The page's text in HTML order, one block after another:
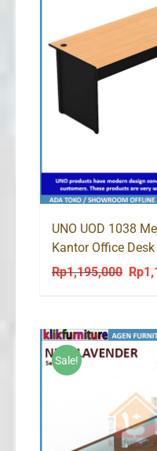
UNO UOD 1038
Kantor Office Desk
Rp1,195,000 Rp
Sale!